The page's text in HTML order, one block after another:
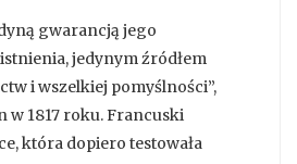
gwarancją jego
jedynym źródłem
i wszelkiej pomyślności”,
w 1817 roku. Francuski
która dopiero testowała